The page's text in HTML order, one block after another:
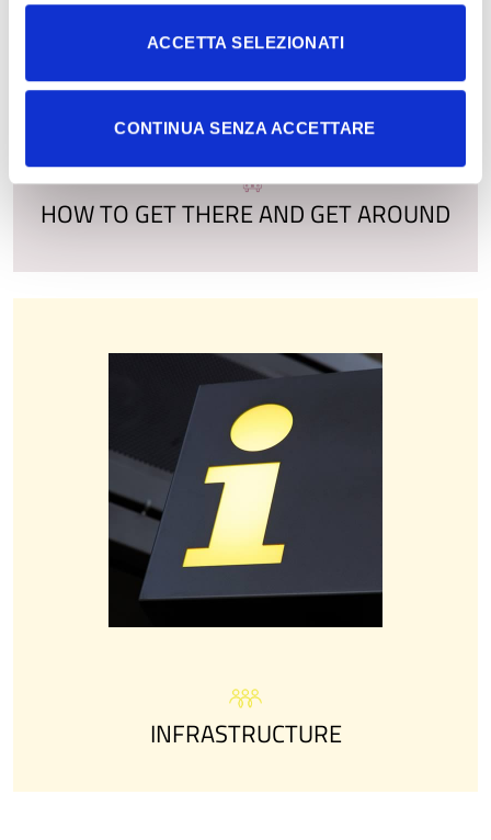
ACCETTA SELEZIONATI
CONTINUA SENZA ACCETTARE
HOW TO GET THERE AND GET AROUND
INFRASTRUCTURE